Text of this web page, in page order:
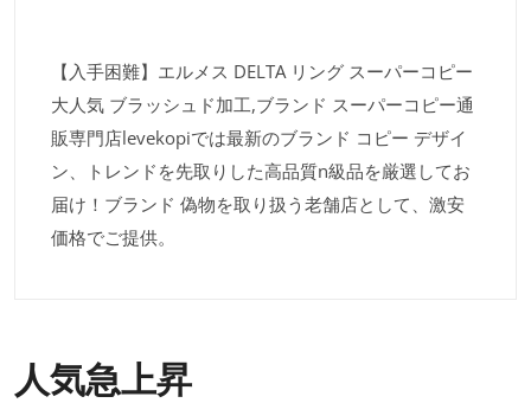
【入手困難】エルメス DELTA リング スーパーコピー
大人気 ブラッシュド加工,ブランド スーパーコピー通
販専門店levekopiでは最新のブランド コピー デザイ
ン、トレンドを先取りした高品質n級品を厳選してお
届け！ブランド 偽物を取り扱う老舗店として、激安
価格でご提供。
人気急上昇